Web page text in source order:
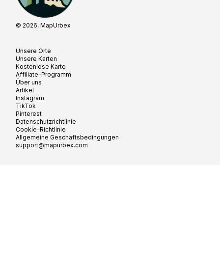
© 2026, MapUrbex
Unsere Orte
Unsere Karten
Kostenlose Karte
Affiliate-Programm
Über uns
Artikel
Instagram
TikTok
Pinterest
Datenschutzrichtlinie
Cookie-Richtlinie
Allgemeine Geschäftsbedingungen
support@mapurbex.com